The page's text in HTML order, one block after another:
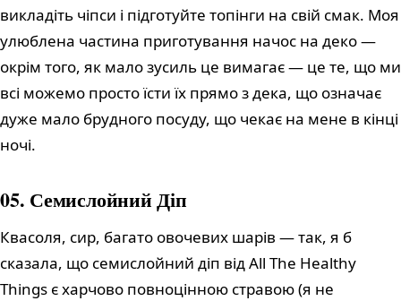
викладіть чіпси і підготуйте топінги на свій смак. Моя
улюблена частина приготування начос на деко —
окрім того, як мало зусиль це вимагає — це те, що ми
всі можемо просто їсти їх прямо з дека, що означає
дуже мало брудного посуду, що чекає на мене в кінці
ночі.
05. Семислойний Діп
Квасоля, сир, багато овочевих шарів — так, я б
сказала, що семислойний діп від All The Healthy
Things є харчово повноцінною стравою (я не